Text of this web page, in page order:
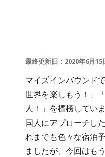
最終更新日：2020年6月15
マイズインバウンド
世界を楽しもう！」
人！」を標榜してい
国人にアプローチし
れまでも色々な宿泊
ましたが、今回はも